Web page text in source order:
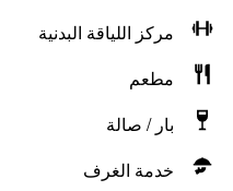
مركز اللياقة البدنية
مطعم
بار / صالة
خدمة الغرف